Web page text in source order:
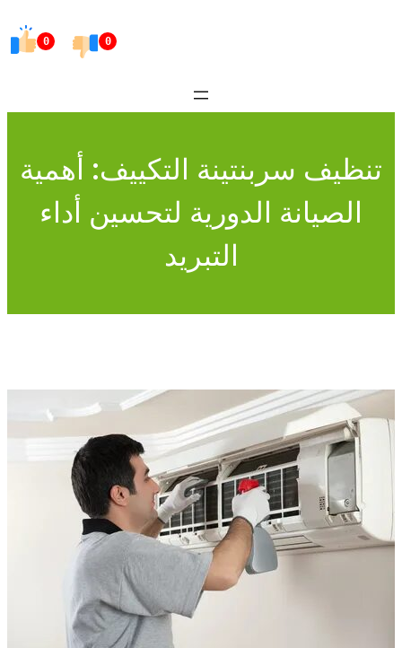
0 0
تنظيف سربنتينة التكييف: أهمية
الصيانة الدورية لتحسين أداء
التبريد